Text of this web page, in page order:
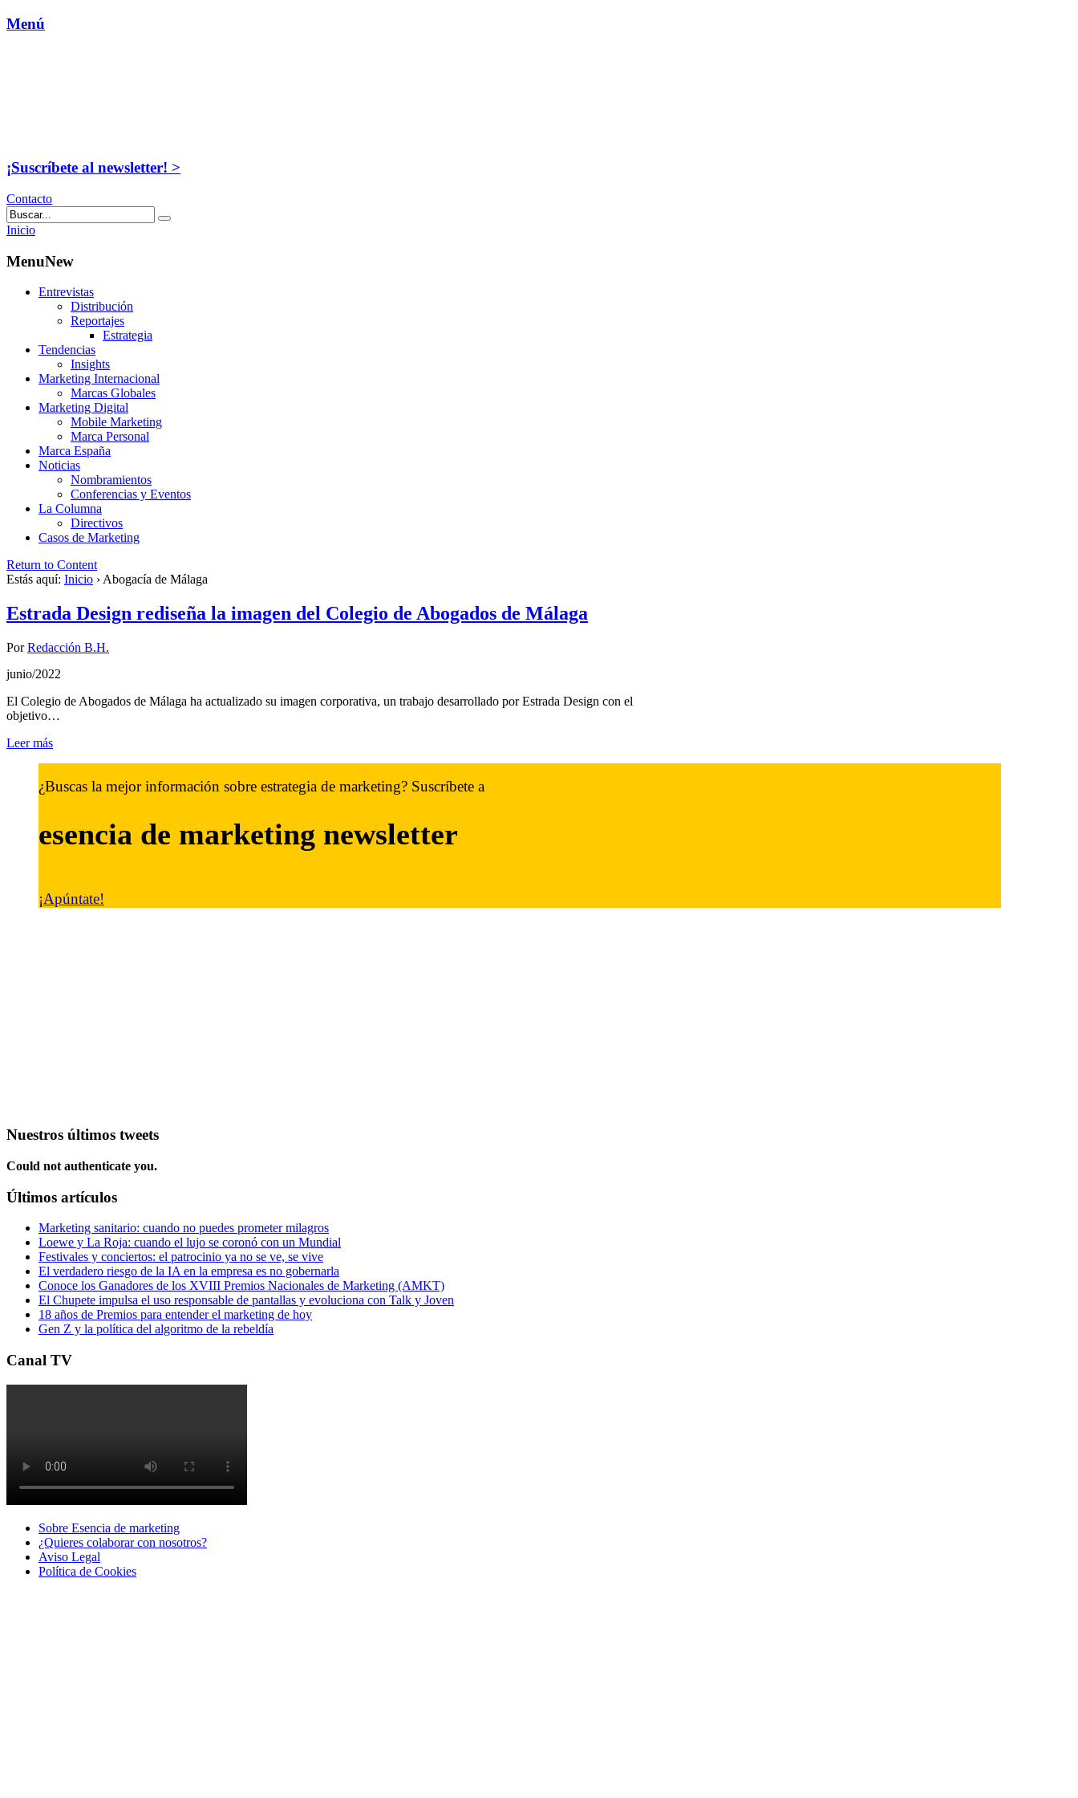
Menú
¡Suscríbete al newsletter! >
Contacto
Inicio
MenuNew
Entrevistas
Distribución
Reportajes
Estrategia
Tendencias
Insights
Marketing Internacional
Marcas Globales
Marketing Digital
Mobile Marketing
Marca Personal
Marca España
Noticias
Nombramientos
Conferencias y Eventos
La Columna
Directivos
Casos de Marketing
Return to Content
Estás aquí: Inicio › Abogacía de Málaga
Estrada Design rediseña la imagen del Colegio de Abogados de Málaga
PorRedacción B.H.
junio/2022
El Colegio de Abogados de Málaga ha actualizado su imagen corporativa, un trabajo desarrollado por Estrada Design con el
objetivo…
Leer más
¿Buscas la mejor información sobre estrategia de marketing? Suscríbete a
esencia de marketing newsletter
¡Apúntate!
Nuestros últimos tweets
Could not authenticate you.
Últimos artículos
Marketing sanitario: cuando no puedes prometer milagros
Loewe y La Roja: cuando el lujo se coronó con un Mundial
Festivales y conciertos: el patrocinio ya no se ve, se vive
El verdadero riesgo de la IA en la empresa es no gobernarla
Conoce los Ganadores de los XVIII Premios Nacionales de Marketing (AMKT)
El Chupete impulsa el uso responsable de pantallas y evoluciona con Talk y Joven
18 años de Premios para entender el marketing de hoy
Gen Z y la política del algoritmo de la rebeldía
Canal TV
Sobre Esencia de marketing
¿Quieres colaborar con nosotros?
Aviso Legal
Polí­tica de Cookies